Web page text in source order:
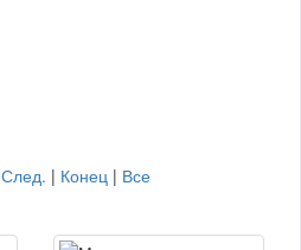
След. | Конец | Все